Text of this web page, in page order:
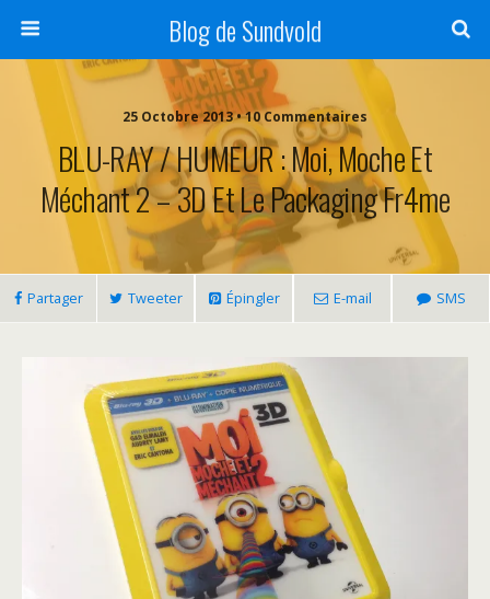
Blog de Sundvold
25 Octobre 2013 • 10 Commentaires
BLU-RAY / HUMEUR : Moi, Moche Et
Méchant 2 – 3D Et Le Packaging Fr4me
Partager Tweeter Épingler E-mail SMS